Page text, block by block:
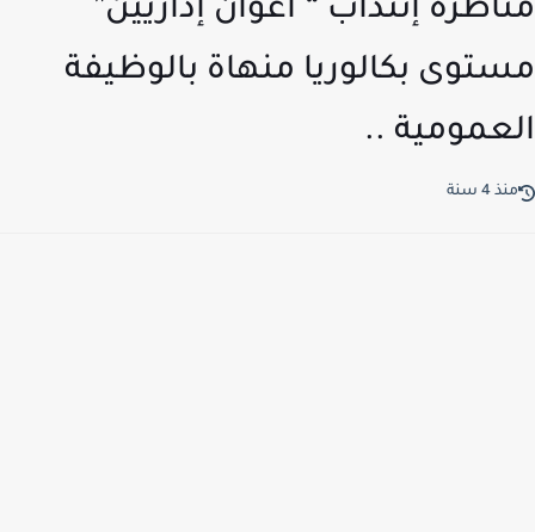
إنتداب “ أعوان إداريين”
بكالوريا منهاة بالوظيفة
..
4 سنة